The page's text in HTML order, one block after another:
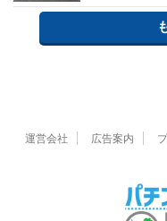
運営会社 広告案内